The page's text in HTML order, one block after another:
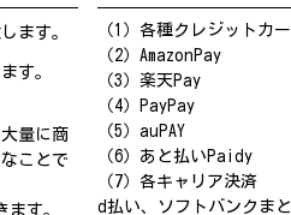
ます。
す。
量に商
ことで
す。
（1）各種クレジットカ
（2）AmazonPay
（3）楽天Pay
（4）PayPay
（5）auPAY
（6）あと払いPaidy
（7）各キャリア決済
d払い、ソフトバンクま